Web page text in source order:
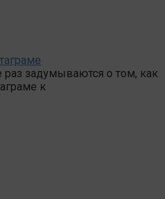
задумываются о том, как
к